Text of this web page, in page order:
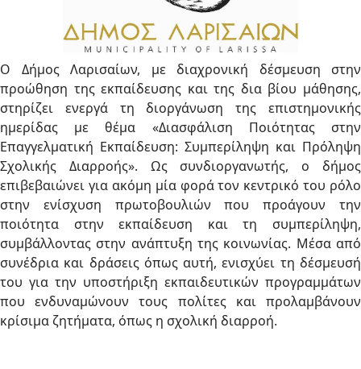
Ο Δήμος Λαρισαίων, με διαχρονική δέσμευση στην
προώθηση της εκπαίδευσης και της δια βίου μάθησης,
στηρίζει ενεργά τη διοργάνωση της επιστημονικής
ημερίδας με θέμα «Διασφάλιση Ποιότητας στην
Επαγγελματική Εκπαίδευση: Συμπερίληψη και Πρόληψη
Σχολικής Διαρροής». Ως συνδιοργανωτής, ο δήμος
επιβεβαιώνει για ακόμη μία φορά τον κεντρικό του ρόλο
στην ενίσχυση πρωτοβουλιών που προάγουν την
ποιότητα στην εκπαίδευση και τη συμπερίληψη,
συμβάλλοντας στην ανάπτυξη της κοινωνίας. Μέσα από
συνέδρια και δράσεις όπως αυτή, ενισχύει τη δέσμευσή
του για την υποστήριξη εκπαιδευτικών προγραμμάτων
που ενδυναμώνουν τους πολίτες και προλαμβάνουν
κρίσιμα ζητήματα, όπως η σχολική διαρροή.